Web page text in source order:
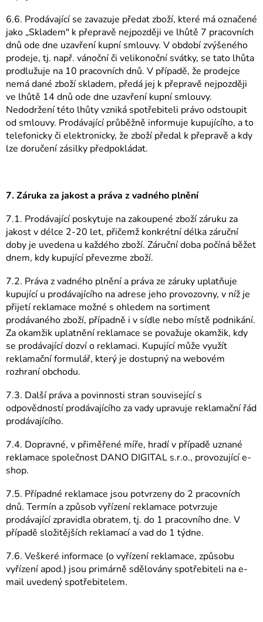
6.6. Prodávající se zavazuje předat zboží, které má označené
jako „Skladem" k přepravě nejpozději ve lhůtě 7 pracovních
dnů ode dne uzavření kupní smlouvy. V období zvýšeného
prodeje, tj. např. vánoční či velikonoční svátky, se tato lhůta
prodlužuje na 10 pracovních dnů. V případě, že prodejce
nemá dané zboží skladem, předá jej k přepravě nejpozději
ve lhůtě 14 dnů ode dne uzavření kupní smlouvy.
Nedodržení této lhůty vzniká spotřebiteli právo odstoupit
od smlouvy. Prodávající průběžně informuje kupujícího, a to
telefonicky či elektronicky, že zboží předal k přepravě a kdy
lze doručení zásilky předpokládat.
7. Záruka za jakost a práva z vadného plnění
7.1. Prodávající poskytuje na zakoupené zboží záruku za
jakost v délce 2-20 let, přičemž konkrétní délka záruční
doby je uvedena u každého zboží. Záruční doba počíná běžet
dnem, kdy kupující převezme zboží.
7.2. Práva z vadného plnění a práva ze záruky uplatňuje
kupující u prodávajícího na adrese jeho provozovny, v níž je
přijetí reklamace možné s ohledem na sortiment
prodávaného zboží, případně i v sídle nebo místě podnikání.
Za okamžik uplatnění reklamace se považuje okamžik, kdy
se prodávající dozví o reklamaci. Kupující může využít
reklamační formulář, který je dostupný na webovém
rozhraní obchodu.
7.3. Další práva a povinnosti stran související s
odpovědností prodávajícího za vady upravuje reklamační řád
prodávajícího.
7.4. Dopravné, v přiměřené míře, hradí v případě uznané
reklamace společnost DANO DIGITAL s.r.o., provozující e-
shop.
7.5. Případné reklamace jsou potvrzeny do 2 pracovních
dnů. Termín a způsob vyřízení reklamace potvrzuje
prodávající zpravidla obratem, tj. do 1 pracovního dne. V
případě složitějších reklamací a vad do 1 týdne.
7.6. Veškeré informace (o vyřízení reklamace, způsobu
vyřízení apod.) jsou primárně sdělovány spotřebiteli na e-
mail uvedený spotřebitelem.